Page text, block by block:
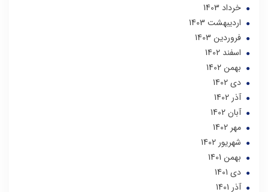
خرداد 1403
ارديبهشت 1403
فروردین 1403
اسفند 1402
بهمن 1402
دی 1402
آذر 1402
آبان 1402
مهر 1402
شهریور 1402
بهمن 1401
دی 1401
آذر 1401